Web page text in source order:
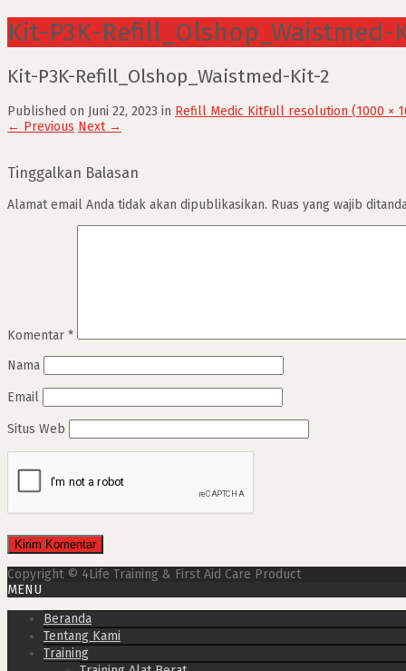
Kit-P3K-Refill_Olshop_Waistmed-
Kit-P3K-Refill_Olshop_Waistmed-Kit-2
Published on Juni 22, 2023 in Refill Medic KitFull resolution (1000 ×
← Previous Next →
Tinggalkan Balasan
Alamat email Anda tidak akan dipublikasikan. Ruas yang wajib
Komentar *
Nama
Email
Situs Web
Copyright © 4Life Training & First Aid Care Product
MENU
Beranda
Tentang Kami
Training